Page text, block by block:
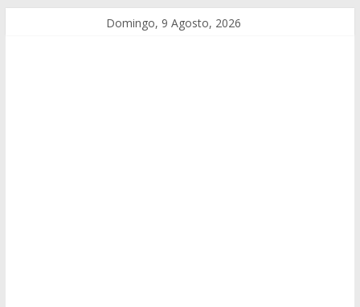
Domingo, 9 Agosto, 2026